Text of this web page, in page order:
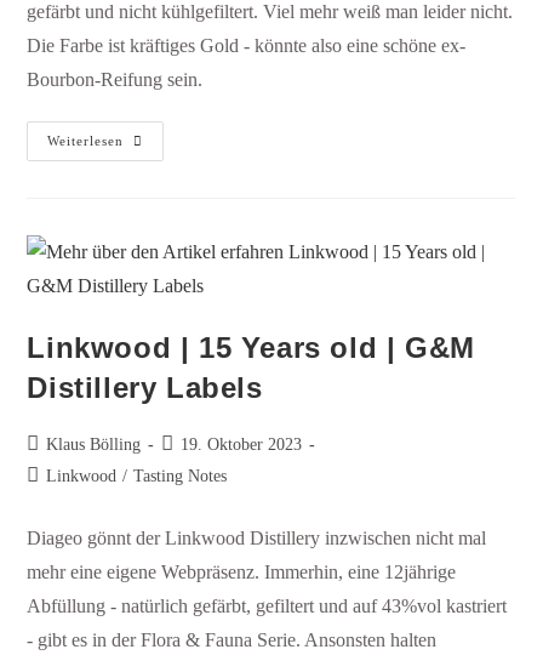
gefärbt und nicht kühlgefiltert. Viel mehr weiß man leider nicht.
Die Farbe ist kräftiges Gold - könnte also eine schöne ex-
Bourbon-Reifung sein.
Weiterlesen
Linkwood | 15 Years old | G&M
Distillery Labels​
Klaus Bölling
19. Oktober 2023
Linkwood / Tasting Notes
Diageo gönnt der Linkwood Distillery inzwischen nicht mal
mehr eine eigene Webpräsenz. Immerhin, eine 12jährige
Abfüllung - natürlich gefärbt, gefiltert und auf 43%vol kastriert
- gibt es in der Flora & Fauna Serie. Ansonsten halten